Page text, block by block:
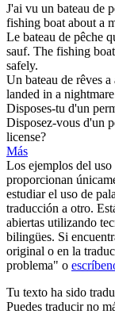
J'ai vu un bateau de
fishing boat about a
Le bateau de pêche
sauf. The fishing boat
safely.
Un bateau de rêves a
landed in a
Disposes-tu d'un
Disposez-vous d'un
license?
Más
Los ejemplos del uso
proporcionan
estudiar el uso de
traducción a otro.
abiertas utilizando
bilingües. Si
original o en la
problema" o
Tu texto ha sido
Puedes traducir no